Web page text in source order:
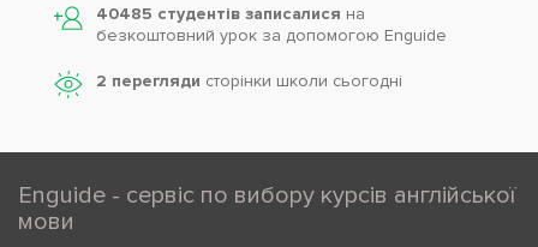
40485 студентів записалися на
безкоштовний урок за допомогою Enguide
2 перегляди сторінки школи cьогодні
Enguide - сервіс по вибору курсів англійської
мови